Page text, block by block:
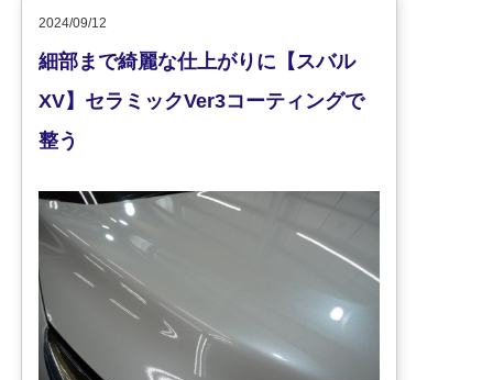
2024/09/12
細部まで綺麗な仕上がりに【スバル
XV】セラミックVer3コーティングで
整う